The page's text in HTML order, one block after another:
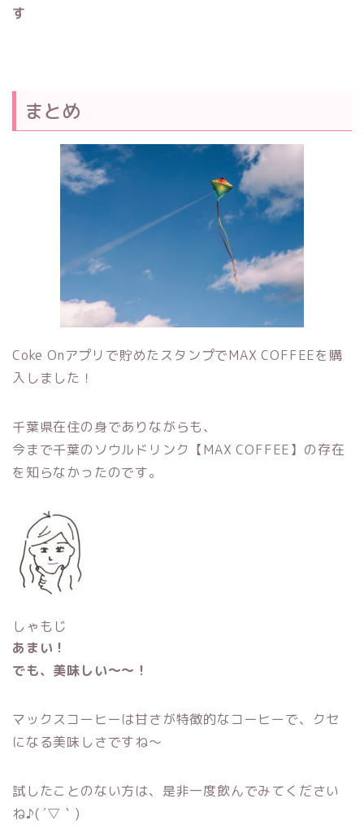
す
まとめ
Coke Onアプリで貯めたスタンプでMAX COFFEEを購
入しました！
千葉県在住の身でありながらも、
今まで千葉のソウルドリンク【MAX COFFEE】の存在
を知らなかったのです。
しゃもじ
あまい！
でも、美味しい〜〜！
マックスコーヒーは甘さが特徴的なコーヒーで、クセ
になる美味しさですね〜
試したことのない方は、是非一度飲んでみてください
ね♪( ´▽｀)